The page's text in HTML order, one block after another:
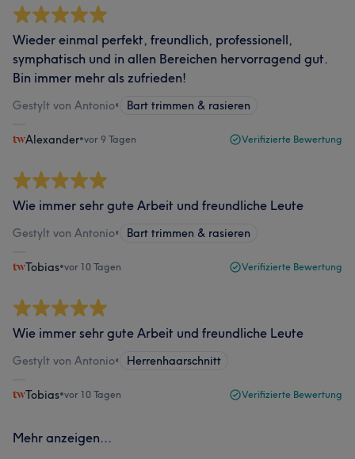
Wieder einmal perfekt, freundlich, professionell,
symphatisch und in allen Bereichen hervorragend gut.
Bin immer mehr als zufrieden!
Gestylt von Antonio• Bart trimmen & rasieren
Alexander•vor 9 Tagen Verifizierte Bewertung
Wie immer sehr gute Arbeit und freundliche Leute
Gestylt von Antonio• Bart trimmen & rasieren
Tobias•vor 10 Tagen Verifizierte Bewertung
Wie immer sehr gute Arbeit und freundliche Leute
Gestylt von Antonio• Herrenhaarschnitt
Tobias•vor 10 Tagen Verifizierte Bewertung
Mehr anzeigen...